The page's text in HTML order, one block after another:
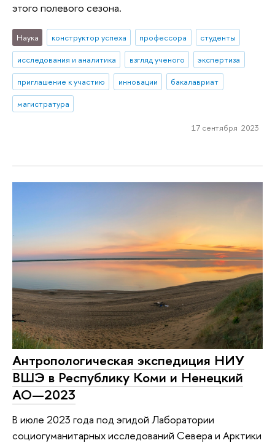
этого полевого сезона.
Наука конструктор успеха профессора
студенты
исследования и аналитика
взгляд ученого
экспертиза
приглашение к участию
инновации
бакалавриат
магистратура
17 сентября 2023
Антропологическая экспедиция НИУ
ВШЭ в Республику Коми и Ненецкий
АО—2023
В июле 2023 года под эгидой Лаборатории
социогуманитарных исследований Севера и Арктики